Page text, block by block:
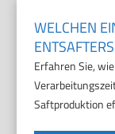
WELCHEN
NTSAFTERS
Erfahren Sie,
Saftproduktion